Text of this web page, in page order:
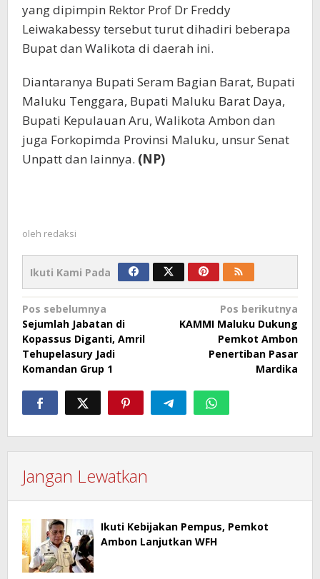
yang dipimpin Rektor Prof Dr Freddy
Leiwakabessy tersebut turut dihadiri beberapa
Bupat dan Walikota di daerah ini.
Diantaranya Bupati Seram Bagian Barat, Bupati
Maluku Tenggara, Bupati Maluku Barat Daya,
Bupati Kepulauan Aru, Walikota Ambon dan
juga Forkopimda Provinsi Maluku, unsur Senat
Unpatt dan lainnya. (NP)
oleh redaksi
Ikuti Kami Pada
Navigasi
pos
Pos sebelumnya
Sejumlah Jabatan di
Kopassus Diganti, Amril
Tehupelasury Jadi
Komandan Grup 1
Pos berikutnya
KAMMI Maluku Dukung
Pemkot Ambon
Penertiban Pasar
Mardika
Jangan Lewatkan
Ikuti Kebijakan Pempus, Pemkot
Ambon Lanjutkan WFH